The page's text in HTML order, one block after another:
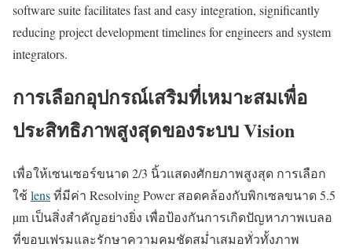
software suite facilitates fast and easy integration, significantly
reducing project development timelines for engineers and system
integrators.
การเลือกอุปกรณ์เสริมที่เหมาะสมเพื่อ
ประสิทธิภาพสูงสุดของระบบ Vision
เพื่อให้เซนเซอร์ขนาด 2/3 นิ้วแสดงศักยภาพสูงสุด การเลือก
ใช้lensที่มีค่า Resolving Power สอดคล้องกับพิกเซลขนาด 5.5
µm เป็นสิ่งสำคัญอย่างยิ่ง เพื่อป้องกันการเกิดปัญหาภาพเบลอ
ที่ขอบเฟรมและรักษาความคมชัดสม่ำเสมอทั่วทั้งภาพ